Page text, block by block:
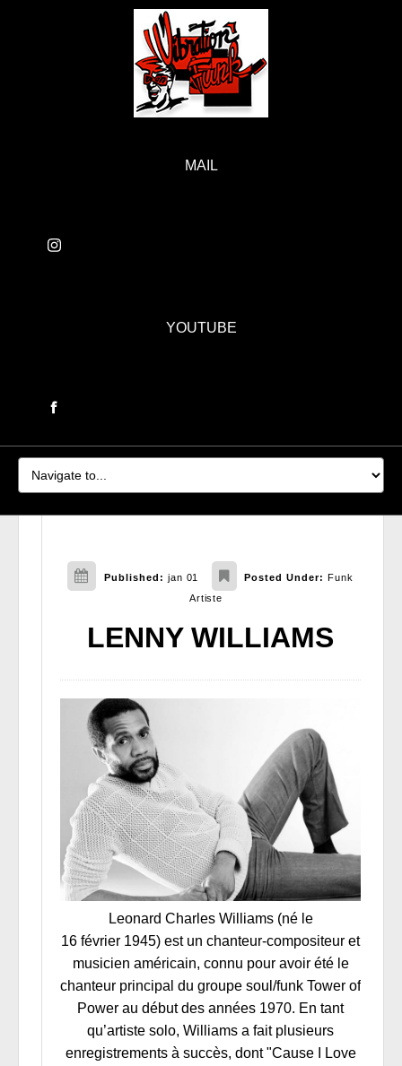
MAIL
YOUTUBE
Published: jan 01 Posted Under:Funk
Artiste
LENNY WILLIAMS
Leonard Charles Williams (né le
16 février 1945) est un chanteur-compositeur et
musicien américain, connu pour avoir été le
chanteur principal du groupe soul/funk Tower of
Power au début des années 1970. En tant
qu’artiste solo, Williams a fait plusieurs
enregistrements à succès, dont "Cause I Love